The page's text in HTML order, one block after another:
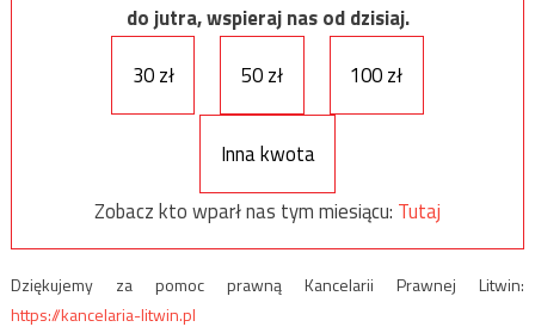
do jutra, wspieraj nas od dzisiaj.
30 zł
50 zł 100 zł
Inna kwota
Zobacz kto wparł nas tym miesiącu: Tutaj
Dziękujemy za pomoc prawną Kancelarii Prawnej Litwin:
https://kancelaria-litwin.pl